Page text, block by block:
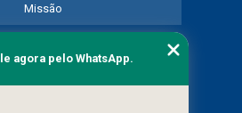
Missão
Serviços
agora pelo WhatsApp.